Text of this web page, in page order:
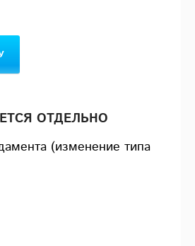
ОТДЕЛЬНО
(изменение типа